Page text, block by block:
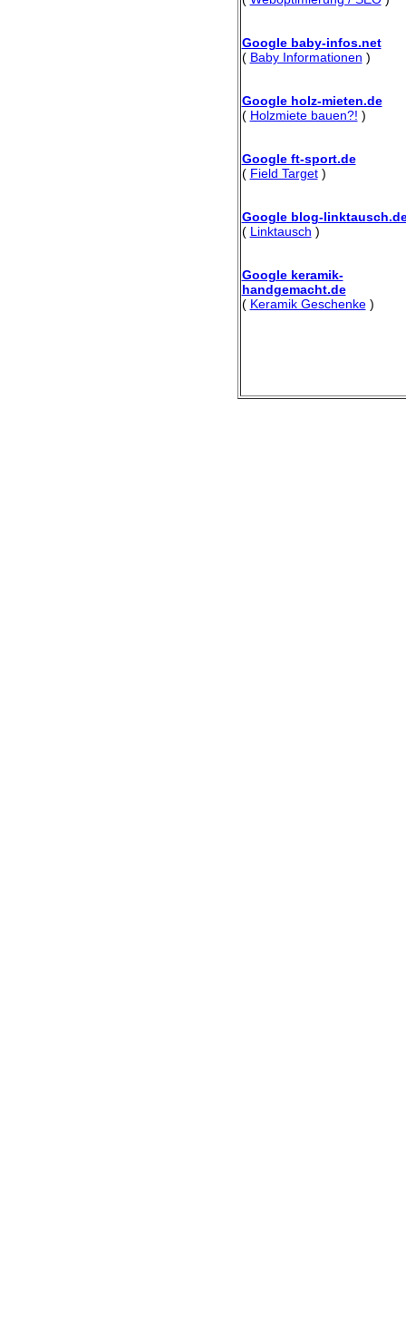
Google baby-infos.net
( Baby Informationen )
Google holz-mieten.de
( Holzmiete bauen?! )
Google ft-sport.de
( Field Target)
Google blog-
( Linktausch )
Google keramik-
handgemacht.de
( Keramik Geschenke)